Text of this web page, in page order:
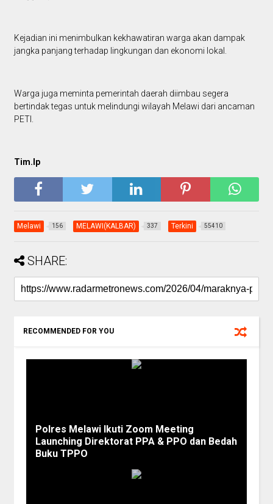
Kejadian ini menimbulkan kekhawatiran warga akan dampak
jangka panjang terhadap lingkungan dan ekonomi lokal.
Warga juga meminta pemerintah daerah diimbau segera
bertindak tegas untuk melindungi wilayah Melawi dari ancaman
PETI.
Tim.lp
Melawi 156 MELAWI(KALBAR) 337 Terkini 55410
SHARE:
RECOMMENDED FOR YOU
Polres Melawi Ikuti Zoom Meeting
Launching Direktorat PPA & PPO dan Bedah
Buku TPPO